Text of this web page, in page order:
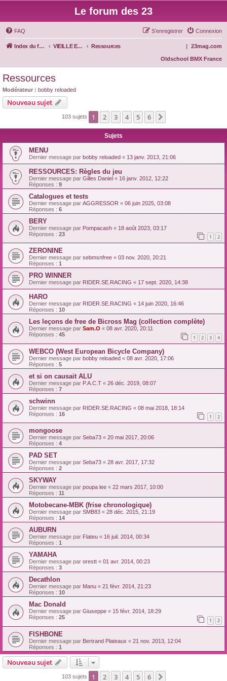
Le forum des 23
FAQ Connexion
S’enregistrer
Index du forum VIEILLE ECOLE Ressources 23mag.com
|
Oldschool BMX France
Ressources
Modérateur : bobby reloaded
Nouveau sujet
103 sujets 1 2 3 4 5 6
Sujets
MENU
Dernier message par bobby reloaded « 13 janv. 2013, 21:06
RESSOURCES: Règles du jeu
Dernier message par Gilles Daniel « 16 janv. 2012, 12:22
Réponses : 9
Catalogues et tests
Dernier message par AGGRESSOR « 06 juin 2025, 03:08
Réponses : 6
BERY
Dernier message par Pompacash « 18 août 2023, 03:17
Réponses : 23 1 2
ZERONINE
Dernier message par sebmsnfree « 03 nov. 2020, 20:21
Réponses : 1
PRO WINNER
Dernier message par RIDER.SE.RACING « 17 sept. 2020, 14:38
HARO
Dernier message par RIDER.SE.RACING « 14 juin 2020, 16:46
Réponses : 10
Les leçons de free de Bicross Mag (collection complète)
Dernier message par Sam.O « 08 avr. 2020, 20:11
Réponses : 45 1 2 3 4
WEBCO (West European Bicycle Company)
Dernier message par bobby reloaded « 08 avr. 2020, 17:06
Réponses : 5
et si on causait ALU
Dernier message par P.A.C.T « 26 déc. 2019, 08:07
Réponses : 7
schwinn
Dernier message par RIDER.SE.RACING « 08 mai 2018, 18:14
Réponses : 16 1 2
mongoose
Dernier message par Seba73 « 20 mai 2017, 20:06
Réponses : 4
PAD SET
Dernier message par Seba73 « 28 avr. 2017, 17:32
Réponses : 2
SKYWAY
Dernier message par poupa lee « 22 mars 2017, 10:00
Réponses : 11
Motobecane-MBK (frise chronologique)
Dernier message par SMB83 « 28 déc. 2015, 21:19
Réponses : 14
AUBURN
Dernier message par Flateu « 16 juil. 2014, 00:34
Réponses : 1
YAMAHA
Dernier message par orestt « 01 avr. 2014, 00:23
Réponses : 3
Decathlon
Dernier message par Manu « 21 févr. 2014, 21:23
Réponses : 10
Mac Donald
Dernier message par Giuseppe « 15 févr. 2014, 18:29
Réponses : 25 1 2
FISHBONE
Dernier message par Bertrand Plateaux « 21 nov. 2013, 12:04
Réponses : 1
Nouveau sujet
103 sujets 1 2 3 4 5 6